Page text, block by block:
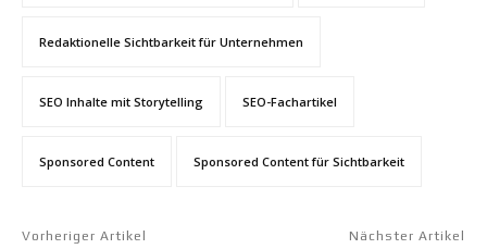
Redaktionelle Sichtbarkeit für Unternehmen
SEO Inhalte mit Storytelling SEO-Fachartikel
Sponsored Content Sponsored Content für Sichtbarkeit
Vorheriger Artikel Nächster Artikel